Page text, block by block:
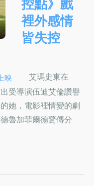
控點》戲
裡外感情
皆失控
映
艾瑪史東在
受導演伍迪艾倫讚譽
她，電影裡情變的劇
魯加菲爾德驚傳分